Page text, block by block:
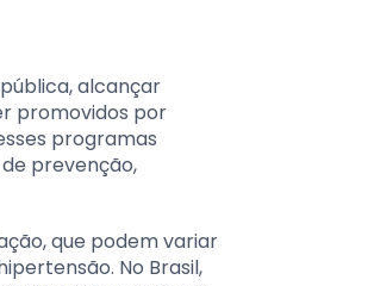
alcançar
promovidos por
programas
prevenção,
que podem variar
No Brasil,